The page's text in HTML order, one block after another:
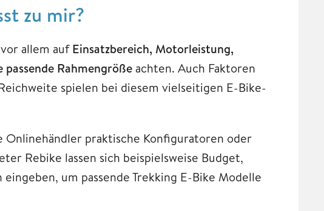
zu mir?
allem aufEinsatzbereich, Motorleistung,
Rahmengröße achten. Auch Faktoren
spielen bei diesem vielseitigen E-Bike-
praktische Konfiguratoren oder
Rebike lassen sich beispielsweise Budget,
um passende Trekking E-Bike Modelle